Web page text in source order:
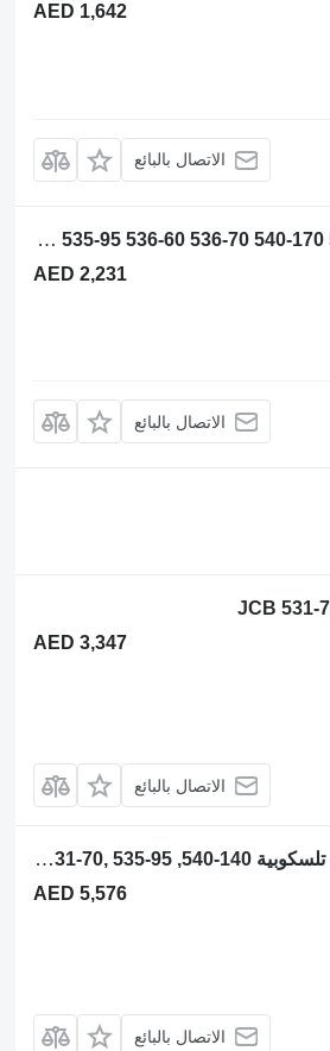
AED 1,642
الاتصال بالبائع
مبرد بيني Maximus NCP1947B لـ رافعة تلسكوبية JCB 536-70 540-140 531-70 533-105 535-95 536-60 536-70 540-170 541-70 550-140
AED 2,231
الاتصال بالبائع
AED 3,347
الاتصال بالبائع
المحرك JCB 444 TCAE 2200 دورة في الدقيقة 320/50910 لـ رافعة تلسكوبية JCB 531-70, 535-95 ,540-140
AED 5,576
الاتصال بالبائع